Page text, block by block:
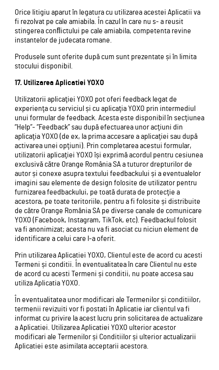
Orice litigiu aparut în legatura cu utilizarea acestei Aplicatii va
fi rezolvat pe cale amiabila. În cazul în care nu s- a reusit
stingerea conﬂictului pe cale amiabila, competenta revine
instantelor de judecata romane.
Produsele sunt oferite după cum sunt prezentate și în limita
stocului disponibil.
17. Utilizarea Aplicatiei YOXO
Utilizatorii aplicaţiei YOXO pot oferi feedback legat de
experienţa cu serviciul și cu aplicaţia YOXO prin intermediul
unui formular de feedback. Acesta este disponibil în secţiunea
“Help”- “Feedback” sau după efectuarea unor acţiuni din
aplicaţia YOXO (de ex, la prima accesare a aplicaţiei sau după
activarea unei opţiuni). Prin completarea acestui formular,
utilizatorii aplicaţiei YOXO își exprimă acordul pentru cesiunea
exclusivă către Orange România SA a tuturor drepturilor de
autor și conexe asupra textului feedbackului și a eventualelor
imagini sau elemente de design folosite de utilizator pentru
furnizarea feedbackului, pe toată durata de protecţie a
acestora, pe toate teritoriile, pentru a fi folosite și distribuite
de către Orange România SA pe diverse canale de comunicare
YOXO (Facebook, Instagram, TikTok, etc). Feedbackul folosit
va fi anonimizat; acesta nu va fi asociat cu niciun element de
identificare a celui care l-a oferit.
Prin utilizarea Aplicatiei YOXO, Clientul este de acord cu acesti
Termeni și conditii. În eventualitatea în care Clientul nu este
de acord cu acesti Termeni și conditii, nu poate accesa sau
utiliza Aplicatia YOXO.
În eventualitatea unor modificari ale Termenilor și conditiilor,
termenii revizuiti vor fi postati în Aplicatie iar clientul va fi
informat cu privire la acest lucru prin solicitarea de actualizare
a Aplicatiei. Utilizarea Aplicatiei YOXO ulterior acestor
modificari ale Termenilor și Conditiilor și ulterior actualizarii
Aplicatiei este asimilata acceptarii acestora.